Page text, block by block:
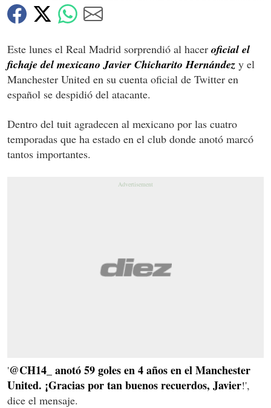
Este lunes el Real Madrid sorprendió al hacer oficial el
fichaje del mexicano Javier Chicharito Hernández y el
Manchester United en su cuenta oficial de Twitter en
español se despidió del atacante.
Dentro del tuit agradecen al mexicano por las cuatro
temporadas que ha estado en el club donde anotó marcó
tantos importantes.
'@CH14_ anotó 59 goles en 4 años en el Manchester
United. ¡Gracias por tan buenos recuerdos, Javier!',
dice el mensaje.